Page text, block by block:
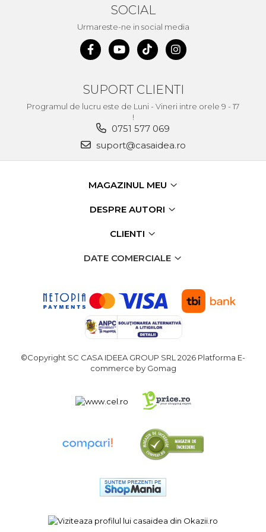
Protectia Muncii
Multidetector
Pistol Spuma Poliuretanica
Termometru Infrarosu
tamplarie si alte domenii
Suruburi si dibluri
Suporti & Discuri
Utilaje Spalat Auto
Letcoane & Consumabile
Suflante cu Aer Cald
SOCIAL
Urmareste-ne in social media
SUPORT CLIENTI
Programul de lucru este de Luni - Vineri intre orele 9 - 17
!
0751 577 069
suport@casaidea.ro
MAGAZINUL MEU
DESPRE AUTORI
CLIENTI
DATE COMERCIALE
©Copyright SC CASA IDEEA GROUP SRL 2026 Platforma E-
commerce by Gomag